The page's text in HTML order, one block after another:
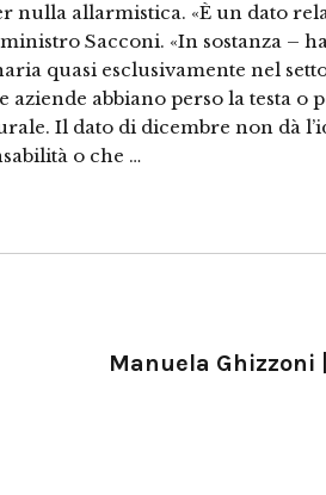
nulla allarmistica. «È un dato
Sacconi. «In sostanza –
quasi esclusivamente nel
abbiano perso la testa o
Il dato di dicembre non dà
o che …
Manuela